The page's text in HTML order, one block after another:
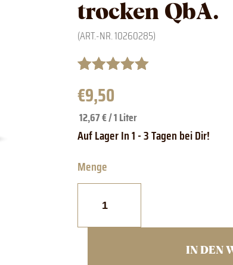
trocken QbA.
(ART.-NR.10260285)
5.00von 5,
auf
Kundenbewertungen
€9,50
12,67 € / 1 Liter
EDITION
Trio
trocken
IN DEN